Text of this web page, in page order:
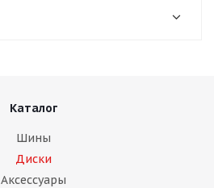
Каталог
Шины
Диски
Аксессуары